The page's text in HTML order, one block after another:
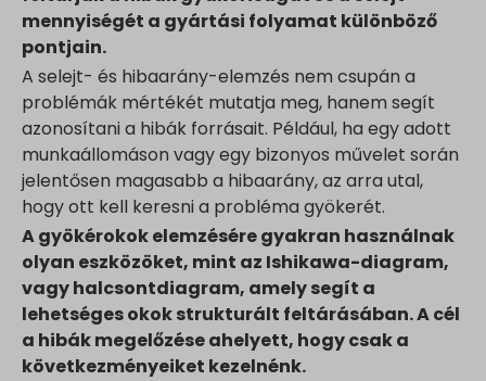
mennyiségét a gyártási folyamat különböző
pontjain.
A selejt- és hibaarány-elemzés nem csupán a
problémák mértékét mutatja meg, hanem segít
azonosítani a hibák forrásait. Például, ha egy adott
munkaállomáson vagy egy bizonyos művelet során
jelentősen magasabb a hibaarány, az arra utal,
hogy ott kell keresni a probléma gyökerét.
A gyökérokok elemzésére gyakran használnak
olyan eszközöket, mint az Ishikawa-diagram,
vagy halcsontdiagram, amely segít a
lehetséges okok strukturált feltárásában. A cél
a hibák megelőzése ahelyett, hogy csak a
következményeiket kezelnénk.